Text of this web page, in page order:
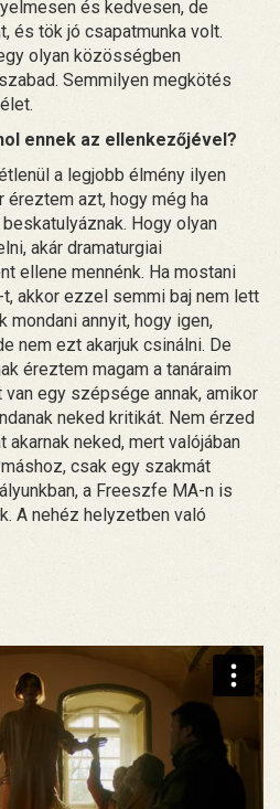
és kedvesen, de
és tök jó csapatmunka volt.
olyan közösségben
Semmilyen megkötés
ennek az ellenkezőjével?
a legjobb élmény ilyen
azt, hogy még ha
Hogy olyan
akár dramaturgiai
ellene mennénk. Ha mostani
akkor ezzel semmi baj nem lett
mondani annyit, hogy igen,
nem ezt akarjuk csinálni. De
éreztem magam a tanáraim
egy szépsége annak, amikor
neked kritikát. Nem érzed
neked, mert valójában
csak egy szakmát
a Freeszfe MA-n is
A nehéz helyzetben való